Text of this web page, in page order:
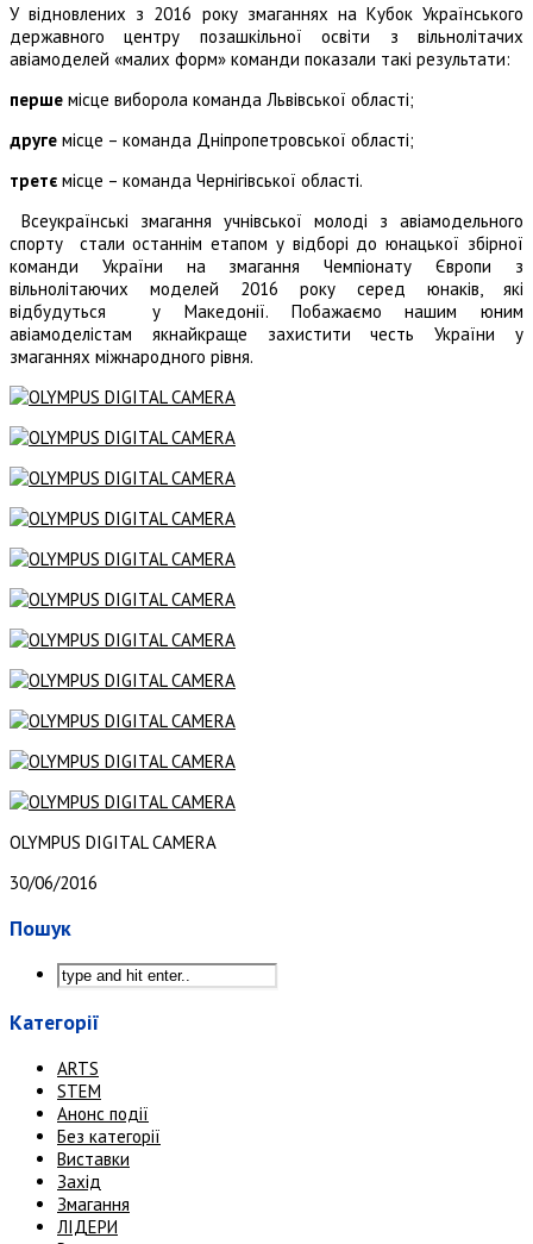
У відновлених з 2016 року змаганнях на Кубок Українського
державного центру позашкільної освіти з вільнолітачих
авіамоделей «малих форм» команди показали такі результати:
перше місце виборола команда Львівської області;
друге місце – команда Дніпропетровської області;
третє місце – команда Чернігівської області.
Всеукраїнські змагання учнівської молоді з авіамодельного
спорту стали останнім етапом у відборі до юнацької збірної
команди України на змагання Чемпіонату Європи з
вільнолітаючих моделей 2016 року серед юнаків, які
відбудуться у Македонії. Побажаємо нашим юним
авіамоделістам якнайкраще захистити честь України у
змаганнях міжнародного рівня.
OLYMPUS DIGITAL CAMERA
30/06/2016
Пошук
Категорії
ARTS
STEM
Анонс події
Без категорії
Виставки
Захід
Змагання
ЛІДЕРИ